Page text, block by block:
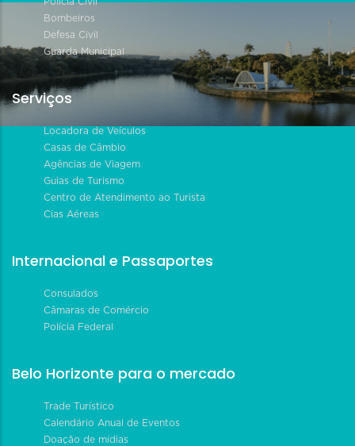
Bombeiros
Defesa Civil
Guarda Municipal
Serviços
Locadora de Veículos
Casas de Câmbio
Agências de Viagem
Guias de Turismo
Centro de Atendimento ao Turista
Cias Aéreas
Internacional e Passaportes
Consulados
Câmaras de Comércio
Polícia Federal
Belo Horizonte para o mercado
Trade Turístico
Calendário Anual de Eventos
Doação de mídias